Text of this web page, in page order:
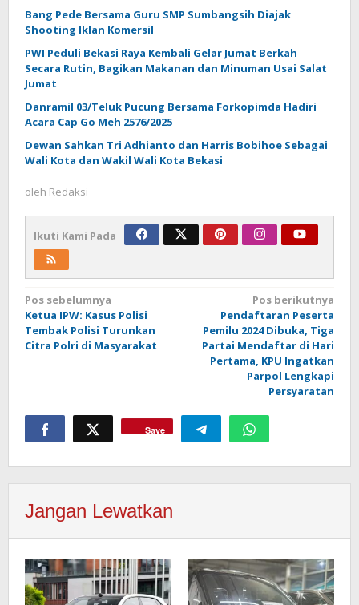
Bang Pede Bersama Guru SMP Sumbangsih Diajak
Shooting Iklan Komersil
PWI Peduli Bekasi Raya Kembali Gelar Jumat Berkah
Secara Rutin, Bagikan Makanan dan Minuman Usai Salat
Jumat
Danramil 03/Teluk Pucung Bersama Forkopimda Hadiri
Acara Cap Go Meh 2576/2025
Dewan Sahkan Tri Adhianto dan Harris Bobihoe Sebagai
Wali Kota dan Wakil Wali Kota Bekasi
oleh Redaksi
Ikuti Kami Pada
Navigasi
pos
Pos sebelumnya
Ketua IPW: Kasus Polisi
Tembak Polisi Turunkan
Citra Polri di Masyarakat
Pos berikutnya
Pendaftaran Peserta
Pemilu 2024 Dibuka, Tiga
Partai Mendaftar di Hari
Pertama, KPU Ingatkan
Parpol Lengkapi
Persyaratan
Save
Jangan Lewatkan